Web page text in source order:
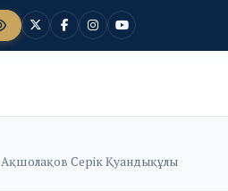
Ақшолақов Серік Қуандықұлы